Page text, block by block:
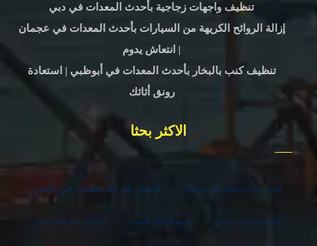
تنظيف واجهات زجاجية بأحدث المعدات في دبي
إزالة الروائح الكريهة من السيارات بأحدث المعدات في عجمان
| انتعاش يدوم
تنظيف كنب بالبخار بأحدث المعدات في أبوظبي | استعادة
رونق أثاثك
الاكثر بحثا
أفضل شركة تنظيف في ابوظبي افضل شركة تنظيف في العين
الحشرات في ابوظبي تلميع الرخام الاسود تلميع الرخام بالكريستال